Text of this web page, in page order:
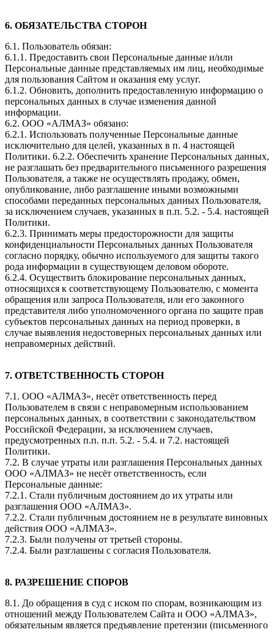
6. ОБЯЗАТЕЛЬСТВА СТОРОН
6.1. Пользователь обязан:
6.1.1. Предоставить свои Персональные данные и/или
Персональные данные представляемых им лиц, необходимые
для пользования Сайтом и оказания ему услуг.
6.1.2. Обновить, дополнить предоставленную информацию о
персональных данных в случае изменения данной
информации.
6.2. ООО «АЛМАЗ» обязано:
6.2.1. Использовать полученные Персональные данные
исключительно для целей, указанных в п. 4 настоящей
Политики. 6.2.2. Обеспечить хранение Персональных данных,
не разглашать без предварительного письменного разрешения
Пользователя, а также не осуществлять продажу, обмен,
опубликование, либо разглашение иными возможными
способами переданных персональных данных Пользователя,
за исключением случаев, указанных в п.п. 5.2. - 5.4. настоящей
Политики.
6.2.3. Принимать меры предосторожности для защиты
конфиденциальности Персональных данных Пользователя
согласно порядку, обычно используемого для защиты такого
рода информации в существующем деловом обороте.
6.2.4. Осуществить блокирование персональных данных,
относящихся к соответствующему Пользователю, с момента
обращения или запроса Пользователя, или его законного
представителя либо уполномоченного органа по защите прав
субъектов персональных данных на период проверки, в
случае выявления недостоверных персональных данных или
неправомерных действий.
7. ОТВЕТСТВЕННОСТЬ СТОРОН
7.1. ООО «АЛМАЗ», несёт ответственность перед
Пользователем в связи с неправомерным использованием
персональных данных, в соответствии с законодательством
Российской Федерации, за исключением случаев,
предусмотренных п.п. п.п. 5.2. - 5.4. и 7.2. настоящей
Политики.
7.2. В случае утраты или разглашения Персональных данных
ООО «АЛМАЗ» не несёт ответственность, если
Персональные данные:
7.2.1. Стали публичным достоянием до их утраты или
разглашения ООО «АЛМАЗ».
7.2.2. Стали публичным достоянием не в результате виновных
действия ООО «АЛМАЗ».
7.2.3. Были получены от третьей стороны.
7.2.4. Были разглашены с согласия Пользователя.
8. РАЗРЕШЕНИЕ СПОРОВ
8.1. До обращения в суд с иском по спорам, возникающим из
отношений между Пользователем Сайта и ООО «АЛМАЗ»,
обязательным является предъявление претензии (письменного